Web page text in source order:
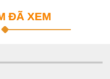
ĐÃ XEM